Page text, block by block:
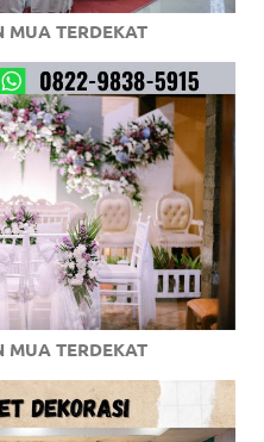
MUA TERDEKAT
MUA TERDEKAT